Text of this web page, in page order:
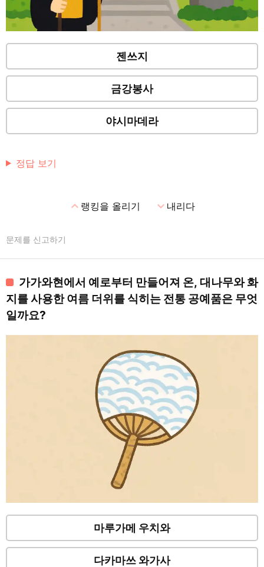
젠쓰지
금강봉사
야시마데라
정답 보기
expand_less랭킹을 올리기 expand_more내리다
문제를 신고하기
가가와현에서 예로부터 만들어져 온, 대나무와 화
지를 사용한 여름 더위를 식히는 전통 공예품은 무엇
일까요?
마루가메 우치와
다카마쓰 와가사